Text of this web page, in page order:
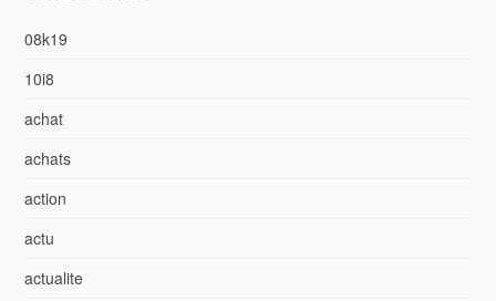
08k19
10i8
achat
achats
action
actu
actualite